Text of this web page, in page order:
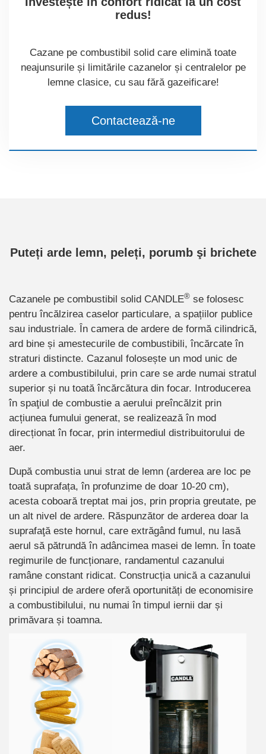
redus!
Cazane pe combustibil solid care elimină toate
neajunsurile și limitările cazanelor și centralelor pe
lemne clasice, cu sau fără gazeificare!
Contactează-ne
Puteți arde lemn, peleți, porumb şi brichete
Cazanele pe combustibil solid CANDLE® se folosesc
pentru încălzirea caselor particulare, a spațiilor publice
sau industriale. În camera de ardere de formă cilindrică,
ard bine și amestecurile de combustibili, încărcate în
straturi distincte. Cazanul folosește un mod unic de
ardere a combustibilului, prin care se arde numai stratul
superior și nu toată încărcătura din focar. Introducerea
în spaţiul de combustie a aerului preîncălzit prin
acțiunea fumului generat, se realizează în mod
direcționat în focar, prin intermediul distribuitorului de
aer.
După combustia unui strat de lemn (arderea are loc pe
toată suprafața, în profunzime de doar 10-20 cm),
acesta coboară treptat mai jos, prin propria greutate, pe
un alt nivel de ardere. Răspunzător de arderea doar la
suprafaţă este hornul, care extrăgând fumul, nu lasă
aerul să pătrundă în adâncimea masei de lemn. În toate
regimurile de funcționare, randamentul cazanului
ramâne constant ridicat. Construcția unică a cazanului
și principiul de ardere oferă oportunități de economisire
a combustibilului, nu numai în timpul iernii dar și
primăvara și toamna.